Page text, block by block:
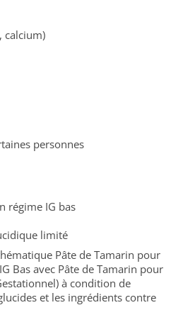
calcium)
personnes
régime IG bas
limité
Pâte de Tamarin pour
Bas avec Pâte de Tamarin pour
à condition de
et les ingrédients contre